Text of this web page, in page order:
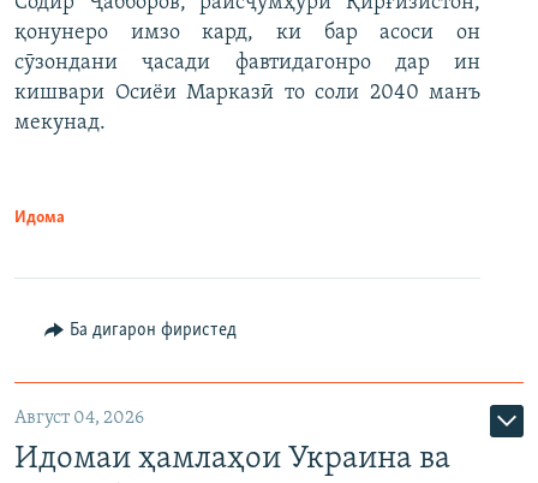
қонунеро имзо кард, ки бар асоси он
сӯзондани ҷасади фавтидагонро дар ин
кишвари Осиёи Марказӣ то соли 2040 манъ
мекунад.
Идома
Ба дигарон фиристед
Август 04, 2026
Идомаи ҳамлаҳои Украина ва